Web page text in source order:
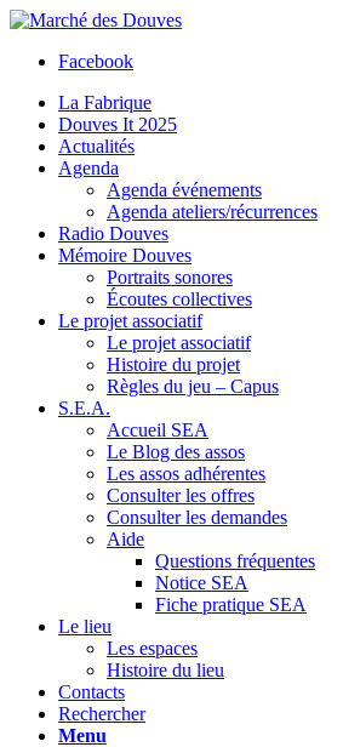
Facebook
La Fabrique
Douves It 2025
Actualités
Agenda
Agenda événements
Agenda ateliers/récurrences
Radio Douves
Mémoire Douves
Portraits sonores
Écoutes collectives
Le projet associatif
Le projet associatif
Histoire du projet
Règles du jeu – Capus
S.E.A.
Accueil SEA
Le Blog des assos
Les assos adhérentes
Consulter les offres
Consulter les demandes
Aide
Questions fréquentes
Notice SEA
Fiche pratique SEA
Le lieu
Les espaces
Histoire du lieu
Contacts
Rechercher
Menu